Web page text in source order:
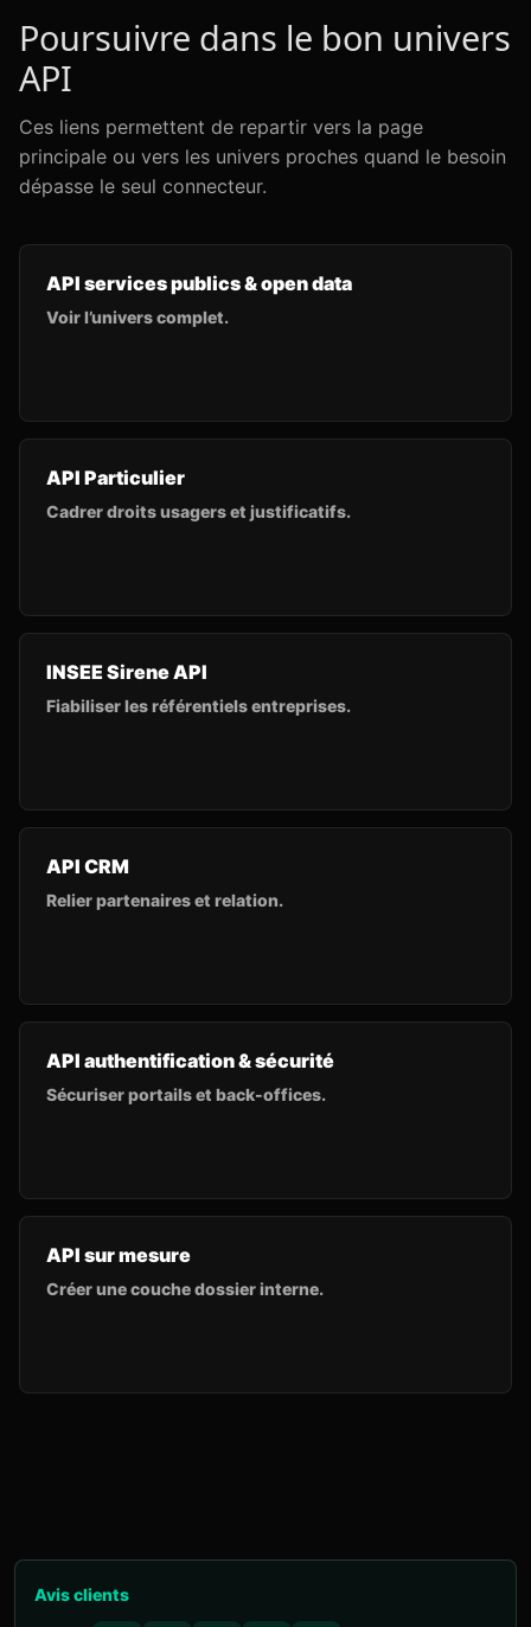
Poursuivre dans le bon univers
API
Ces liens permettent de repartir vers la page
principale ou vers les univers proches quand le besoin
dépasse le seul connecteur.
API services publics & open data
Voir l’univers complet.
API Particulier
Cadrer droits usagers et justificatifs.
INSEE Sirene API
Fiabiliser les référentiels entreprises.
API CRM
Relier partenaires et relation.
API authentification & sécurité
Sécuriser portails et back-offices.
API sur mesure
Créer une couche dossier interne.
Avis clients